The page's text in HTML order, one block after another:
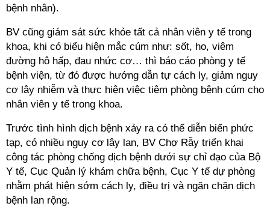
bệnh nhân).
BV cũng giám sát sức khỏe tất cả nhân viên y tế trong
khoa, khi có biểu hiện mắc cúm như: sốt, ho, viêm
đường hô hấp, đau nhức cơ… thì báo cáo phòng y tế
bệnh viện, từ đó được hướng dẫn tự cách ly, giảm nguy
cơ lây nhiễm và thực hiện việc tiêm phòng bệnh cúm cho
nhân viên y tế trong khoa.
Trước tình hình dịch bệnh xảy ra có thể diễn biến phức
tạp, có nhiều nguy cơ lây lan, BV Chợ Rẫy triển khai
công tác phòng chống dịch bệnh dưới sự chỉ đạo của Bộ
Y tế, Cục Quản lý khám chữa bệnh, Cục Y tế dự phòng
nhằm phát hiện sớm cách ly, điều trị và ngăn chặn dịch
bệnh lan rộng.